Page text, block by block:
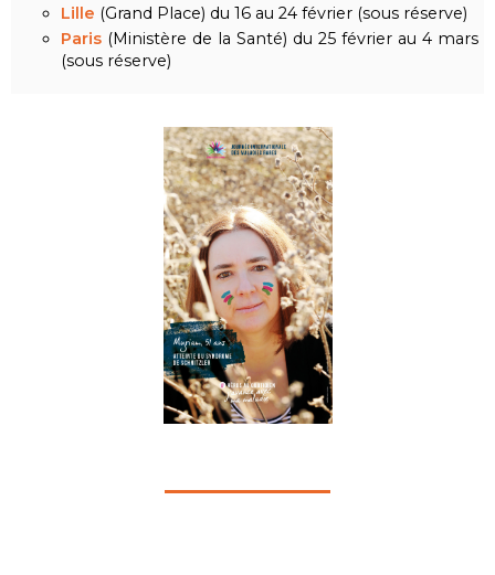
Lille (Grand Place) du 16 au 24 février (sous réserve)
Paris (Ministère de la Santé) du 25 février au 4 mars
(sous réserve)